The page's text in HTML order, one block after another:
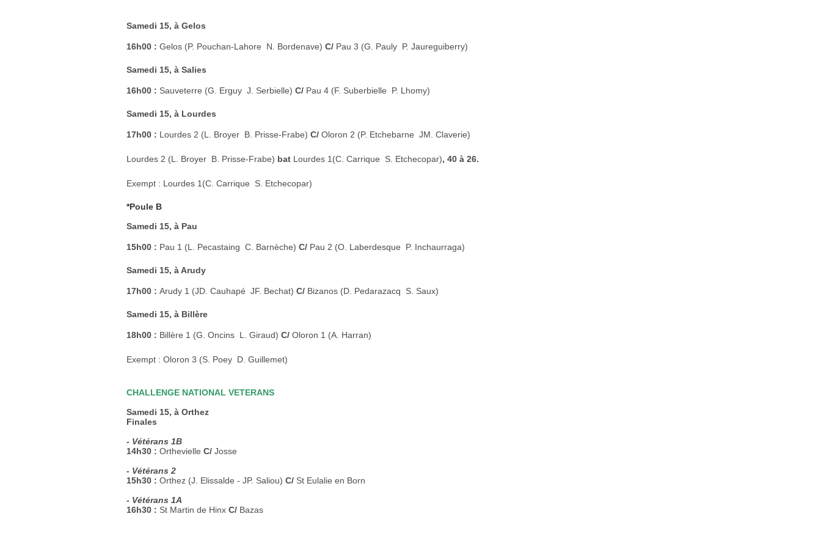
Samedi 15, à Gelos
16h00 : Gelos (P. Pouchan-Lahore  N. Bordenave) C/ Pau 3 (G. Pauly  P. Jaureguiberry)
Samedi 15, à Salies
16h00 : Sauveterre (G. Erguy  J. Serbielle) C/ Pau 4 (F. Suberbielle  P. Lhomy)
Samedi 15, à Lourdes
17h00 : Lourdes 2 (L. Broyer  B. Prisse-Frabe) C/ Oloron 2 (P. Etchebarne  JM. Claverie)
Lourdes 2 (L. Broyer  B. Prisse-Frabe) bat Lourdes 1(C. Carrique  S. Etchecopar), 40 à 26.
Exempt : Lourdes 1(C. Carrique  S. Etchecopar)
*Poule B
Samedi 15, à Pau
15h00 : Pau 1 (L. Pecastaing  C. Barnèche) C/ Pau 2 (O. Laberdesque  P. Inchaurraga)
Samedi 15, à Arudy
17h00 : Arudy 1 (JD. Cauhapé  JF. Bechat) C/ Bizanos (D. Pedarazacq  S. Saux)
Samedi 15, à Billère
18h00 : Billère 1 (G. Oncins  L. Giraud) C/ Oloron 1 (A. Harran)
Exempt : Oloron 3 (S. Poey  D. Guillemet)
CHALLENGE NATIONAL VETERANS
Samedi 15, à Orthez
Finales
- Vétérans 1B
14h30 : Orthevielle C/ Josse
- Vétérans 2
15h30 : Orthez (J. Elissalde - JP. Saliou) C/ St Eulalie en Born
- Vétérans 1A
16h30 : St Martin de Hinx C/ Bazas